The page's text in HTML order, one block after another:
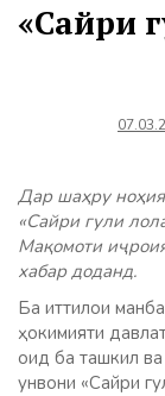
«Сайри
Дар шаҳру
«Сайри гули
Мақомоти
хабар доданд.
Ба иттилои
ҳокимияти
оид ба ташкил
унвони «Сайри